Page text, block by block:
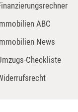
ABC
News
Checkliste